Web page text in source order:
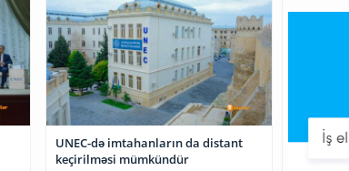
UNEC-də imtahanların da distant
keçirilməsi mümkündür